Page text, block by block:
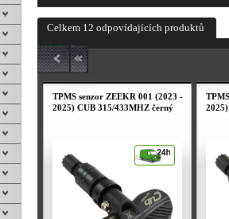
Celkem 12 odpovídajících produktů
TPMS senzor ZEEKR 001 (2023 -
2025) CUB 315/433MHZ černý